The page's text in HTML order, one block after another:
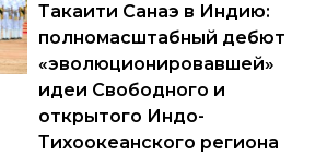
Такаити Санаэ в Индию:
полномасштабный дебют
«эволюционировавшей»
идеи Свободного и
открытого Индо-
Тихоокеанского региона